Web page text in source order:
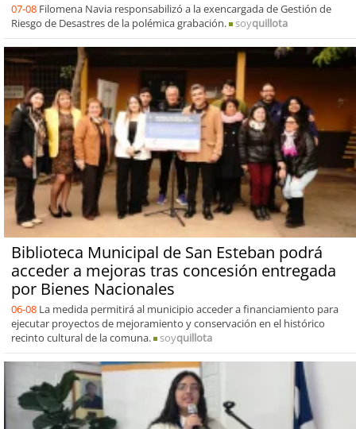
07-08 Filomena Navia responsabilizó a la exencargada de Gestión de
Riesgo de Desastres de la polémica grabación.
soyquillota
Biblioteca Municipal de San Esteban podrá
acceder a mejoras tras concesión entregada
por Bienes Nacionales
06-08 La medida permitirá al municipio acceder a financiamiento para
ejecutar proyectos de mejoramiento y conservación en el histórico
recinto cultural de la comuna.
soyquillota